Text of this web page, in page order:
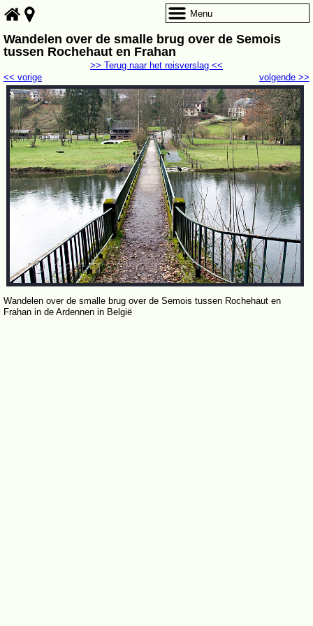
Wandelen over de smalle brug over de Semois
tussen Rochehaut en Frahan
volgende >>
<< vorige
>> Terug naar het reisverslag <<
Wandelen over de smalle brug over de Semois tussen Rochehaut en
Frahan in de Ardennen in België
Menu